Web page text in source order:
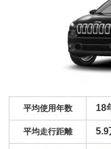
平均使用年数 18
平均走行距離 5.9